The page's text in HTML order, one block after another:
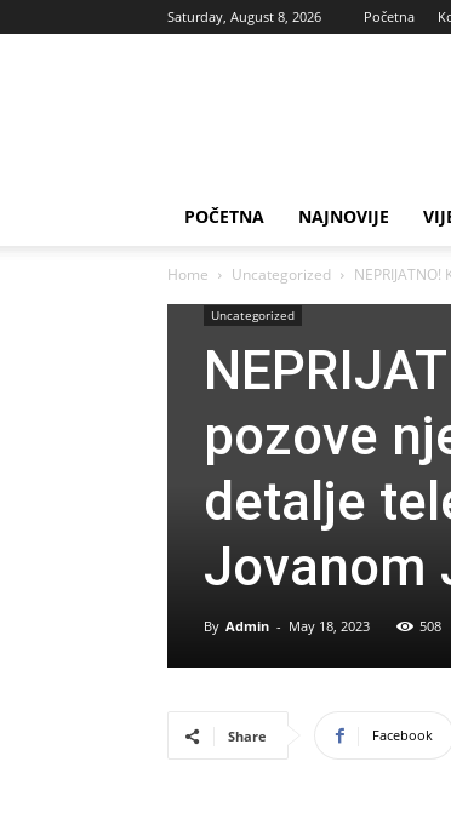
Saturday, August 8, 2026 Početna
POČETNA NAJNOVIJE
Home Uncategorized
Uncategorized
pozove
detalje
Jovanom
By Admin - May 18, 2023 508
Share Facebook